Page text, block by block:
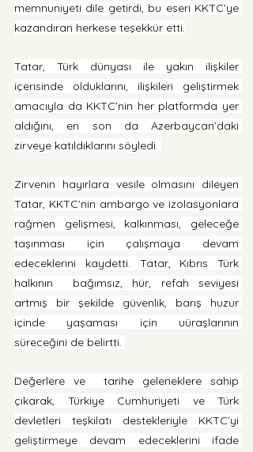
memnuniyeti dile getirdi, bu eseri KKTC’ye
kazandıran herkese teşekkür etti.
Tatar, Türk dünyası ile yakın ilişkiler
içerisinde olduklarını, ilişkileri geliştirmek
amacıyla da KKTC’nin her platformda yer
aldığını, en son da Azerbaycan’daki
zirveye katıldıklarını söyledi.
Zirvenin hayırlara vesile olmasını dileyen
Tatar, KKTC’nin ambargo ve izolasyonlara
rağmen gelişmesi, kalkınması, geleceğe
taşınması için çalışmaya devam
edeceklerini kaydetti. Tatar, Kıbrıs Türk
halkının  bağımsız, hür, refah seviyesi
artmış bir şekilde güvenlik, barış huzur
içinde yaşaması için uüraşlarının
süreceğini de belirtti.
Değerlere ve  tarihe geleneklere sahip
çıkarak, Türkiye Cumhuriyeti ve Türk
devletleri teşkilatı destekleriyle KKTC’yi
geliştirmeye devam edeceklerini ifade